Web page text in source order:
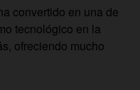
convertido en una de
tecnológico en la
ofreciendo mucho